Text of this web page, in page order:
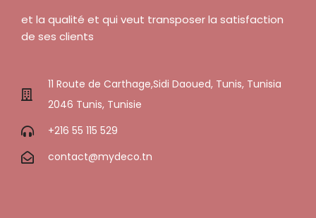
et la qualité et qui veut transposer la satisfaction
de ses clients
11 Route de Carthage,Sidi Daoued, Tunis, Tunisia
2046 Tunis, Tunisie
+216 55 115 529
contact@mydeco.tn